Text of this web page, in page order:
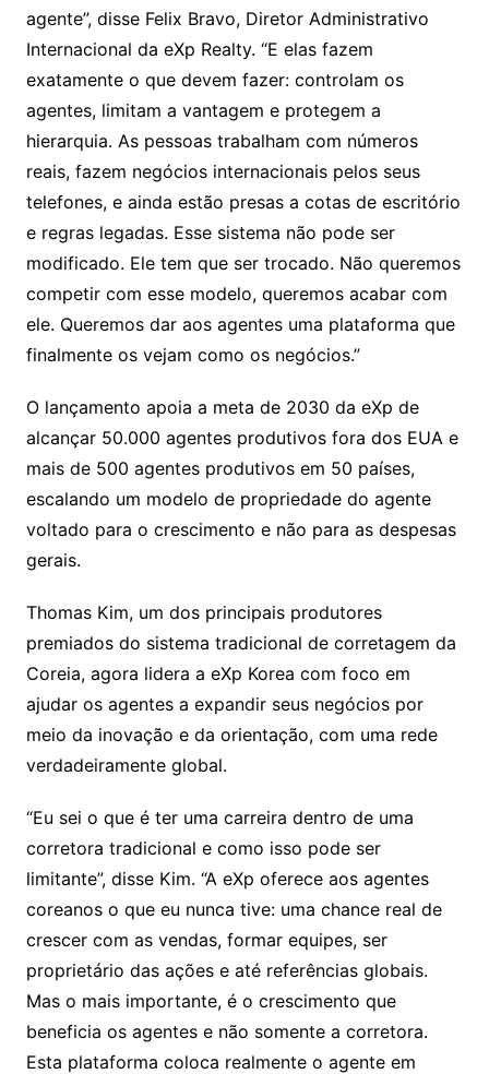
agente”, disse Felix Bravo, Diretor Administrativo
Internacional da eXp Realty. “E elas fazem
exatamente o que devem fazer: controlam os
agentes, limitam a vantagem e protegem a
hierarquia. As pessoas trabalham com números
reais, fazem negócios internacionais pelos seus
telefones, e ainda estão presas a cotas de escritório
e regras legadas. Esse sistema não pode ser
modificado. Ele tem que ser trocado. Não queremos
competir com esse modelo, queremos acabar com
ele. Queremos dar aos agentes uma plataforma que
finalmente os vejam como os negócios.”
O lançamento apoia a meta de 2030 da eXp de
alcançar 50.000 agentes produtivos fora dos EUA e
mais de 500 agentes produtivos em 50 países,
escalando um modelo de propriedade do agente
voltado para o crescimento e não para as despesas
gerais.
Thomas Kim, um dos principais produtores
premiados do sistema tradicional de corretagem da
Coreia, agora lidera a eXp Korea com foco em
ajudar os agentes a expandir seus negócios por
meio da inovação e da orientação, com uma rede
verdadeiramente global.
“Eu sei o que é ter uma carreira dentro de uma
corretora tradicional e como isso pode ser
limitante”, disse Kim. “A eXp oferece aos agentes
coreanos o que eu nunca tive: uma chance real de
crescer com as vendas, formar equipes, ser
proprietário das ações e até referências globais.
Mas o mais importante, é o crescimento que
beneficia os agentes e não somente a corretora.
Esta plataforma coloca realmente o agente em